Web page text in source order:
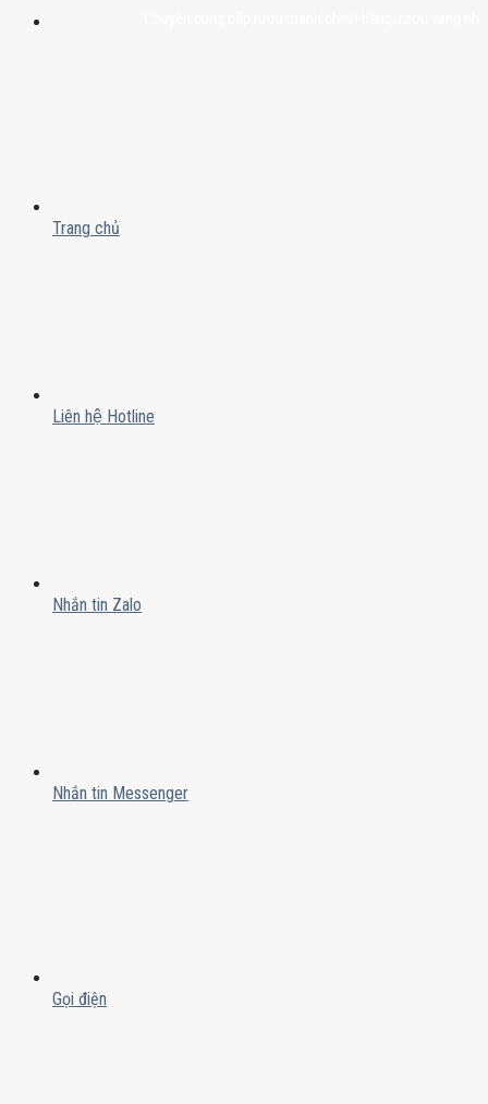
Trang chủ
Liên hệ Hotline
Nhắn tin Zalo
Nhắn tin Messenger
Gọi điện